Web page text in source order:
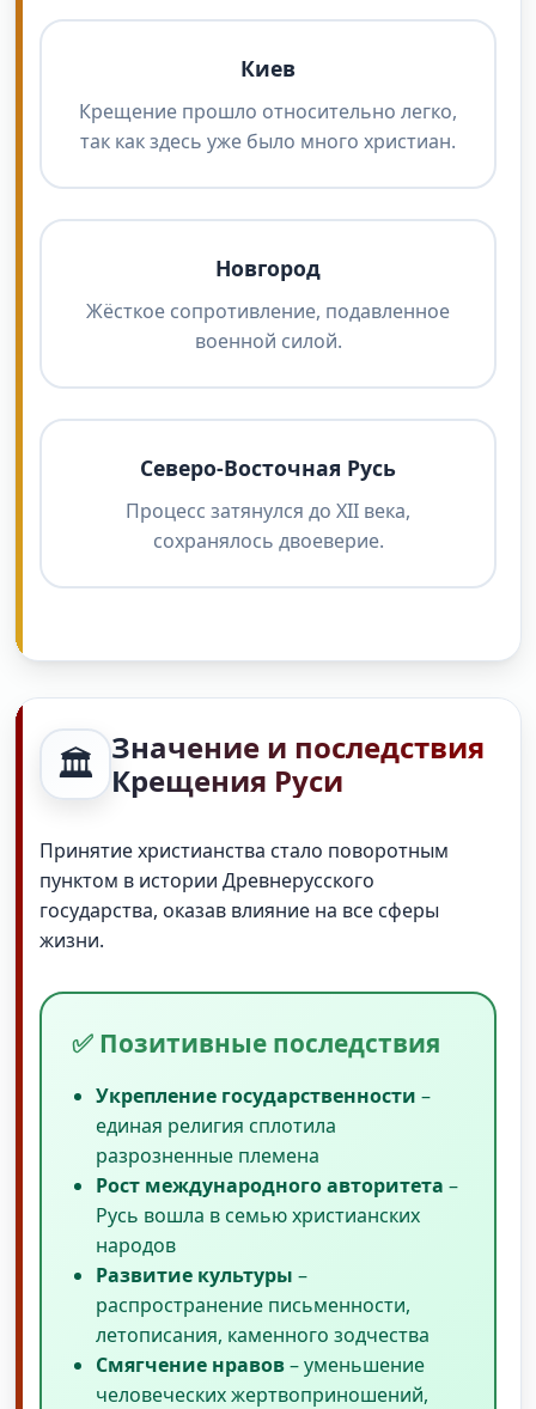
Киев
Крещение прошло относительно легко,
так как здесь уже было много христиан.
Новгород
Жёсткое сопротивление, подавленное
военной силой.
Северо-Восточная Русь
Процесс затянулся до XII века,
сохранялось двоеверие.
🏛️ Значение и последствия
Крещения Руси
Принятие христианства стало поворотным
пунктом в истории Древнерусского
государства, оказав влияние на все сферы
жизни.
✅ Позитивные последствия
Укрепление государственности –
единая религия сплотила
разрозненные племена
Рост международного авторитета –
Русь вошла в семью христианских
народов
Развитие культуры –
распространение письменности,
летописания, каменного зодчества
Смягчение нравов– уменьшение
человеческих жертвоприношений,